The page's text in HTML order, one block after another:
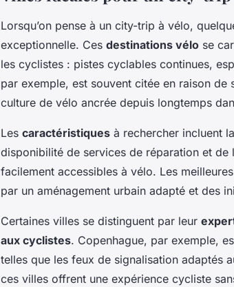
Lorsqu’on pense à un city-trip à vélo,
exceptionnelle. Ces destinations vélo se
les cyclistes : pistes cyclables continues,
par exemple, est souvent citée en raison de
culture de vélo ancrée depuis longtemps
Les caractéristiques à rechercher incluent
disponibilité de services de réparation et de
facilement accessibles à vélo. Les meilleures
par un aménagement urbain adapté et des
Certaines villes se distinguent par leur
aux cyclistes. Copenhague, par exemple,
telles que les feux de signalisation adaptés
ces villes offrent une expérience cycliste